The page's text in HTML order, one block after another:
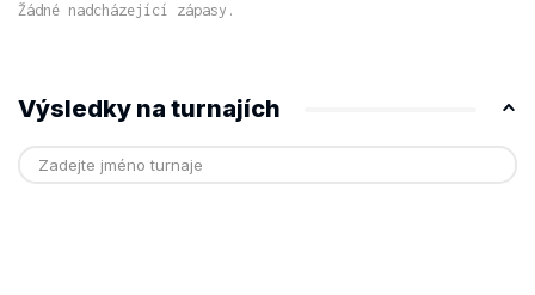
Žádné nadcházející zápasy.
Výsledky na turnajích